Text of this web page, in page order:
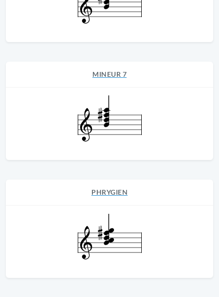
MINEUR 7
PHRYGIEN